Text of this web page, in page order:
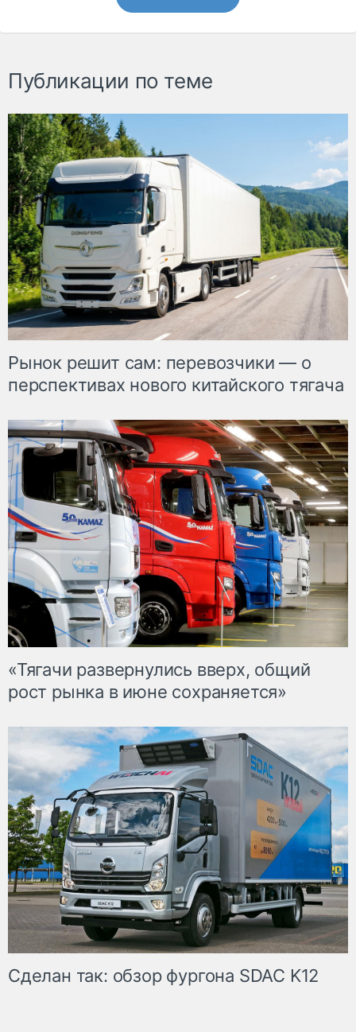
Публикации по теме
Рынок решит сам: перевозчики — о
перспективах нового китайского тягача
«Тягачи развернулись вверх, общий
рост рынка в июне сохраняется»
Сделан так: обзор фургона SDAC K12